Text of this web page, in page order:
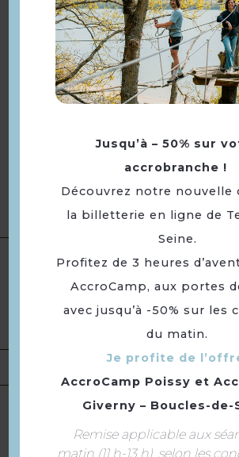
Description
envahisseurs. La
conservé un
travers un
participants sont
découvrir le
ville et à étoffer
temps, il s’agira
cliché bien trop
!
Présentation
Type(s) :
Culture
et/ou
Thème(s) :
Portée :
Ouverture
Dimanche 26
14h30 à 16h30.
Jusqu’à – 50% sur
accrobranche !
Découvrez notre nouvelle
la billetterie en ligne de
Seine.
Profitez de 3 heures
AccroCamp, aux portes
avec jusqu’à -50% sur les
du matin.
Je profite de
AccroCamp Poissy et
Giverny – Boucles-de-
Remise applicable aux
matin (11 h-13 h), selon les